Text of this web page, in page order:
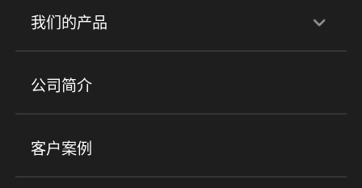
行业解决方案
培训机构 职业技能培训 兴趣培训
金融行业
我们的产品
产品
小程序商城 ERP 企微SCRM
社群圈子
公司简介
客户案例